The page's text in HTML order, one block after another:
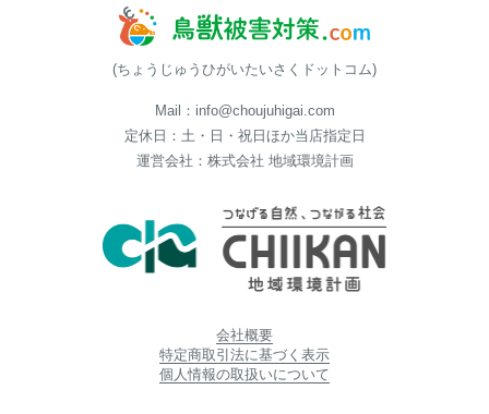
(ちょうじゅうひがいたいさくドットコム)
Mail：info@choujuhigai.com
定休日：土・日・祝日ほか当店指定日
運営会社：株式会社 地域環境計画
会社概要
特定商取引法に基づく表示
個人情報の取扱いについて